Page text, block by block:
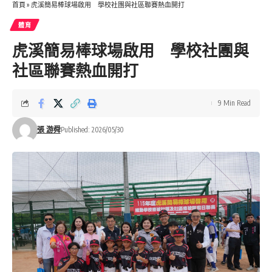
首頁 » 虎溪簡易棒球場啟用 學校社團與社區聯賽熱血開打
體育
虎溪簡易棒球場啟用 學校社團與
社區聯賽熱血開打
張 游舜Published: 2026/05/30
9 Min Read